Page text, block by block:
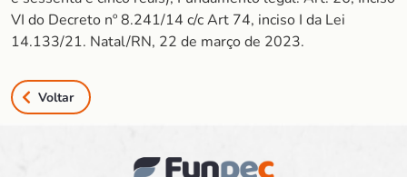
VI do Decreto nº 8.241/14 c/c Art 74, inciso I da Lei
14.133/21. Natal/RN, 22 de março de 2023.
Voltar